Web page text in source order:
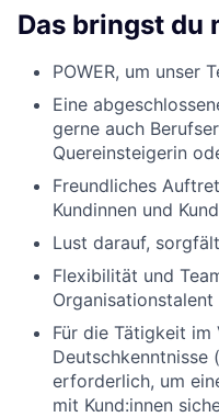
Das bringst du
POWER, um unser
Eine
gerne auch
Quereinsteigerin
Freundliches
Kundinnen und
Lust darauf,
Flexibilität und
Für die Tätigkeit
Deutschkenntnisse
erforderlich, um
mit Kund:innen